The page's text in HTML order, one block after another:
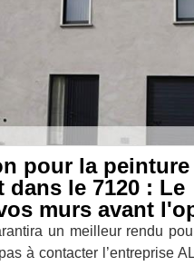
pour la peinture
le 7120 : Le
murs avant
un meilleur rendu
à contacter l’entreprise